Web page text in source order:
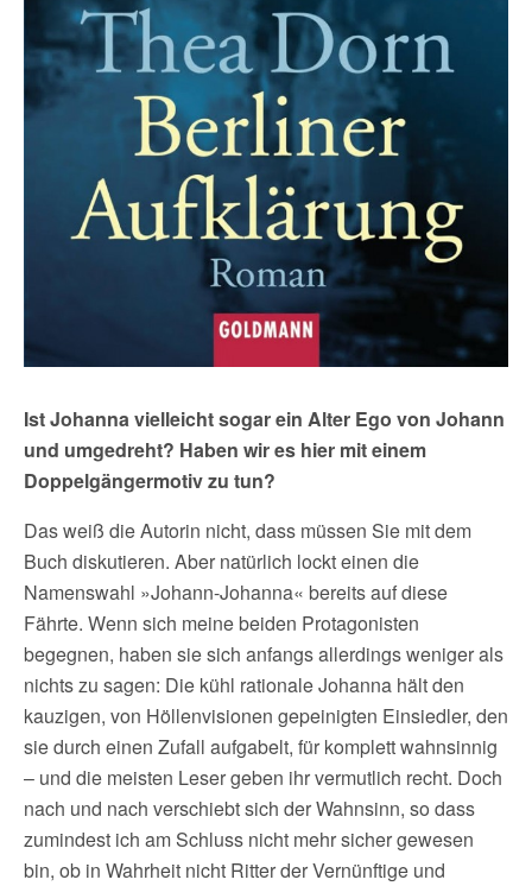
Ist Johanna vielleicht sogar ein Alter Ego von Johann
und umgedreht? Haben wir es hier mit einem
Doppelgängermotiv zu tun?
Das weiß die Autorin nicht, dass müssen Sie mit dem
Buch diskutieren. Aber natürlich lockt einen die
Namenswahl »Johann-Johanna« bereits auf diese
Fährte. Wenn sich meine beiden Protagonisten
begegnen, haben sie sich anfangs allerdings weniger als
nichts zu sagen: Die kühl rationale Johanna hält den
kauzigen, von Höllenvisionen gepeinigten Einsiedler, den
sie durch einen Zufall aufgabelt, für komplett wahnsinnig
– und die meisten Leser geben ihr vermutlich recht. Doch
nach und nach verschiebt sich der Wahnsinn, so dass
zumindest ich am Schluss nicht mehr sicher gewesen
bin, ob in Wahrheit nicht Ritter der Vernünftige und